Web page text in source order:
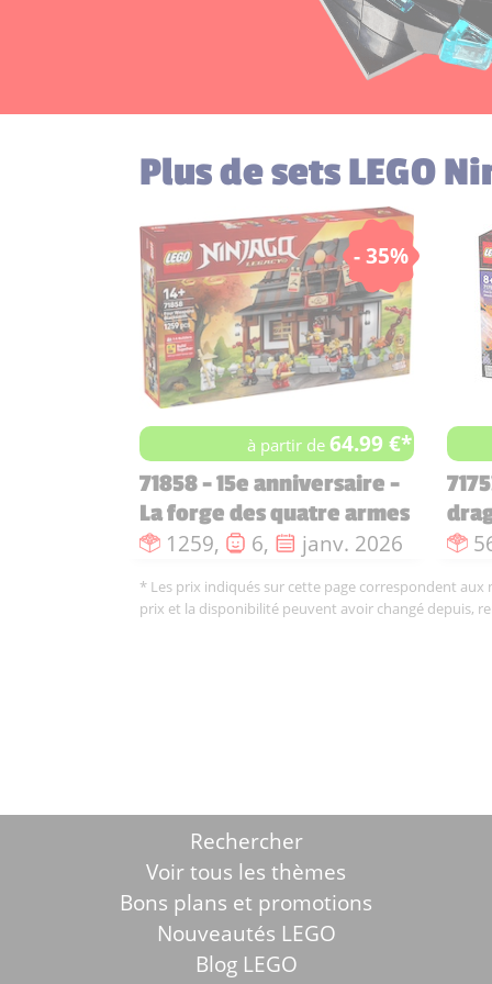
Plus de sets LEGO
- 35%
à partir de64.99 €*
71858 - 15e anniversaire -
La forge des quatre armes
Nombre de pièces :
1259, Nombre de figurines :
6, Date de sortie :
janv. 2026
* Les prix indiqués sur cette page correspondent
prix et la disponibilité peuvent avoir changé depuis,
Rechercher
Voir tous les thèmes
Bons plans et promotions
Nouveautés LEGO
Blog LEGO